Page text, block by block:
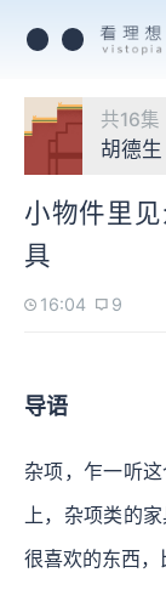
共16集
胡德
小物件里
具
16:04 9
导语
杂项，乍一听
上，杂项类的
很喜欢的东西，